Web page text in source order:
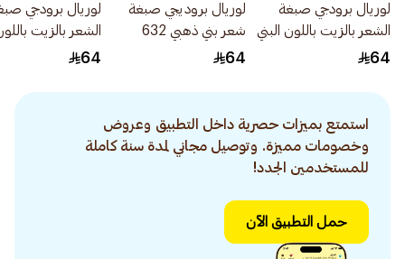
لوريال برودجي صبغة
الشعر بالزيت باللون البني
الفاتح الذهبي الأرجواني
64
لوريال بروديجي صبغة
شعر بني ذهبي 632
1قطعة
64
لوريال برودجي
الشعر بالزيت
بارد رقم 415 1قطعة
64
استمتع بميزات حصرية داخل التطبيق وعروض
وخصومات مميزة. وتوصيل مجاني لمدة سنة كاملة
للمستخدمين الجدد!
حمل التطبيق الآن